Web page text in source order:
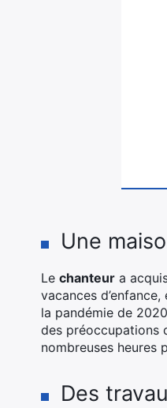
Une
Le chanteur a
vacances
la pandémie de
des préoccupations
nombreuses heures
Des